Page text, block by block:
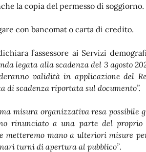
la copia del permesso di soggiorno.
con bancomat o carta di credito.
l’assessore ai Servizi
legata alla scadenza del 3 agosto
validità in applicazione del
di scadenza riportata sul documento”.
misura organizzativa resa possibile
rinunciato a una parte del proprio
metteremo mano a ulteriori misure
turni di apertura al pubblico”.